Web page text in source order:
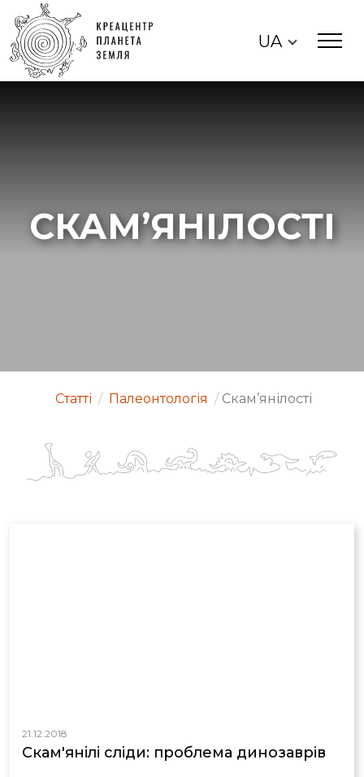
UA
СКАМ’ЯНІЛОСТІ
Статті / Палеонтологія / Скам’янілості
21.12.2018
Скам'янілі сліди: проблема динозаврів